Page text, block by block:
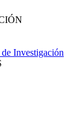
Investigación